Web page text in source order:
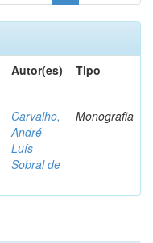
Autor(es) Tipo
Carvalho,
André
Luís
Sobral de
Monografia